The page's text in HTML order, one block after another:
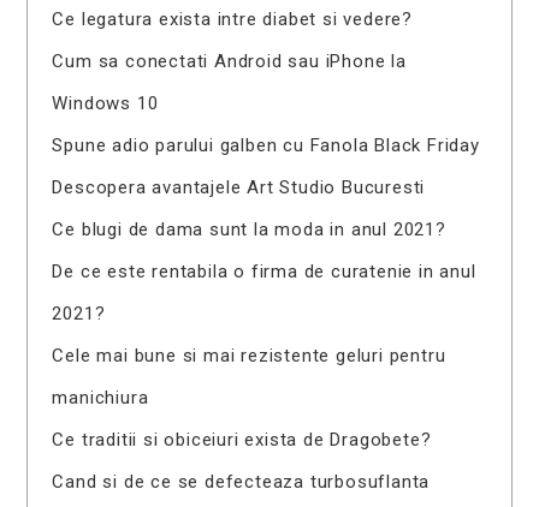
Ce legatura exista intre diabet si vedere?
Cum sa conectati Android sau iPhone la
Windows 10
Spune adio parului galben cu Fanola Black Friday
Descopera avantajele Art Studio Bucuresti
Ce blugi de dama sunt la moda in anul 2021?
De ce este rentabila o firma de curatenie in anul
2021?
Cele mai bune si mai rezistente geluri pentru
manichiura
Ce traditii si obiceiuri exista de Dragobete?
Cand si de ce se defecteaza turbosuflanta